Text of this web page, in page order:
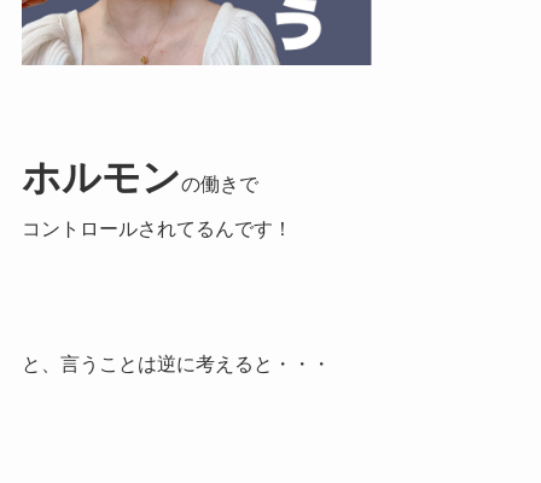
ホルモンの働きで
コントロールされてるんです！
と、言うことは逆に考えると・・・